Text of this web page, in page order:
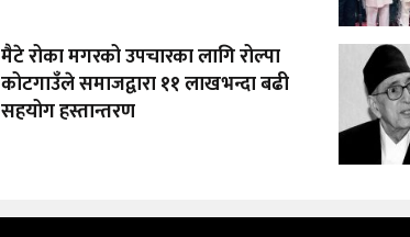
मैटे रोका मगरको उपचारका लागि रोल्पा
कोटगाउँले समाजद्वारा ११ लाखभन्दा बढी
सहयोग हस्तान्तरण